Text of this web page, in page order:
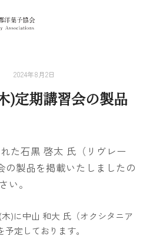
2024年8月2日
)定期講習会の製品
た石黒 啓太 氏（リヴレー
の製品を掲載いたしましたの
い。
)に中山 和大 氏（オクシタニア
定しております。